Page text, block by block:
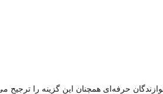
حرفه‌ای همچنان این گزینه را ترجیح